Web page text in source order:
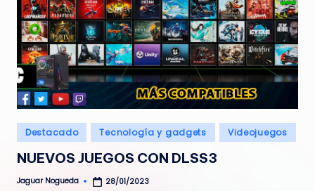
o
g
u
e
d
aPublicado
en
Destacado Tecnología y gadgets Videojuegos
NUEVOS JUEGOS CON DLSS3
Publicado
Jaguar Nogueda 28/01/2023